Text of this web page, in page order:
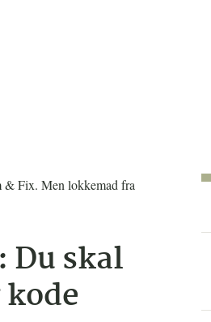
& Fix. Men lokkemad fra
Du skal